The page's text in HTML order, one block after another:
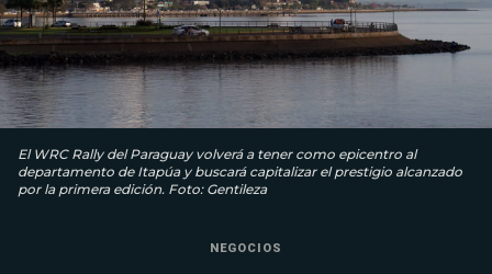
El WRC Rally del Paraguay volverá a tener como epicentro al
departamento de Itapúa y buscará capitalizar el prestigio alcanzado
por la primera edición. Foto: Gentileza
NEGOCIOS